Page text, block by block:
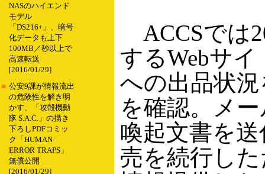
NASのハイエンド
モデル
「DS216+」、暗号
化データも上下
100MB／秒以上で
高速転送
[2016/01/29]
■ 公安9課が情報流出
の危険性を解き明
かす、「攻殻機動
隊 S.A.C.」の描き
下ろしPDFコミッ
ク「HUMAN-
ERROR TRAPS」
無償公開
[2016/01/29]
ACCSでは
するWebサ
への出品状
を確認。メ
喚起文書を
売を続行し